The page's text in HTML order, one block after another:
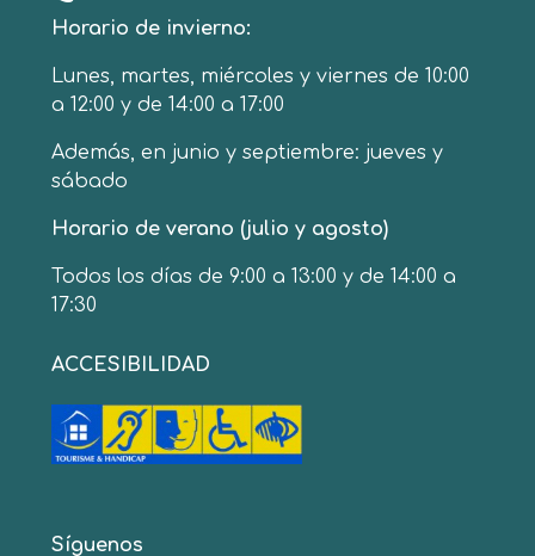
Horario de invierno:
Lunes, martes, miércoles y viernes de 10:00
a 12:00 y de 14:00 a 17:00
Además, en junio y septiembre: jueves y
sábado
Horario de verano (julio y agosto)
Todos los días de 9:00 a 13:00 y de 14:00 a
17:30
ACCESIBILIDAD
Síguenos